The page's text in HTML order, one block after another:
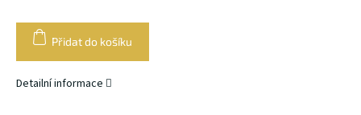
cena:
Přidat do košíku
Detailní informace